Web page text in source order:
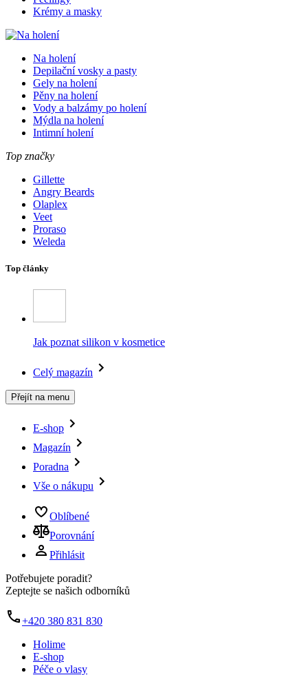
Krémy a masky
Na holení
Depilační vosky a pasty
Gely na holení
Pěny na holení
Vody a balzámy po holení
Mýdla na holení
Intimní holení
Top značky
Gillette
Angry Beards
Olaplex
Veet
Proraso
Weleda
Top články
Jak poznat silikon v kosmetice
Celý magazín
Přejít na menu
E-shop
Magazín
Poradna
Vše o nákupu
Oblíbené
Porovnání
Přihlásit
Potřebujete poradit?
Zeptejte se našich odborníků
+420 380 831 830
Holime
E-shop
Péče o vlasy